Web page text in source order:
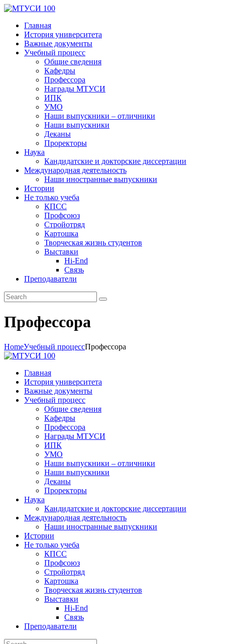
Главная
История университета
Важные документы
Учебный процесс
Общие сведения
Кафедры
Профессора
Награды МТУСИ
ИПК
УМО
Наши выпускники – отличники
Наши выпускники
Деканы
Проректоры
Наука
Кандидатские и докторские диссертации
Международная деятельность
Наши иностранные выпускники
Истории
Не только учеба
КПСС
Профсоюз
Стройотряд
Картошка
Творческая жизнь студентов
Выставки
Hi-End
Связь
Преподаватели
Профессора
HomeУчебный процессПрофессора
Главная
История университета
Важные документы
Учебный процесс
Общие сведения
Кафедры
Профессора
Награды МТУСИ
ИПК
УМО
Наши выпускники – отличники
Наши выпускники
Деканы
Проректоры
Наука
Кандидатские и докторские диссертации
Международная деятельность
Наши иностранные выпускники
Истории
Не только учеба
КПСС
Профсоюз
Стройотряд
Картошка
Творческая жизнь студентов
Выставки
Hi-End
Связь
Преподаватели